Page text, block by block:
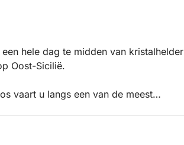
hele dag te midden van kristalhelder
Oost-Sicilië.
vaart u langs een van de meest
afgelegen baaien en turquoise
en beleeft u de zee vanuit een